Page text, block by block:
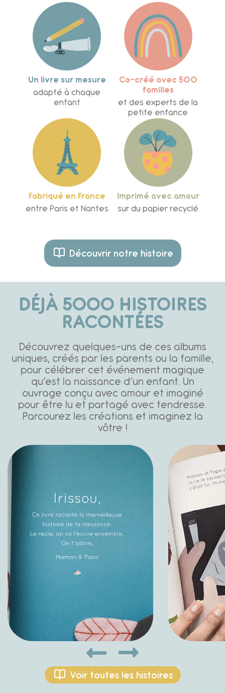
ses deux mamans
Un livre sur mesure
adapté à chaque
enfant
Co-créé avec 500
familles
et des experts de la
petite enfance
Fabriqué en France
entre Paris et Nantes
Imprimé avec amour
sur du papier recyclé
Découvrir notre histoire
DÉJÀ 5000 HISTOIRES
RACONTÉES
Découvrez quelques-uns de ces albums
uniques, créés par les parents ou la famille,
pour célébrer cet événement magique
qu’est la naissance d’un enfant. Un
ouvrage conçu avec amour et imaginé
pour être lu et partagé avec tendresse.
Parcourez les créations et imaginez la
vôtre !
Voir toutes les histoires